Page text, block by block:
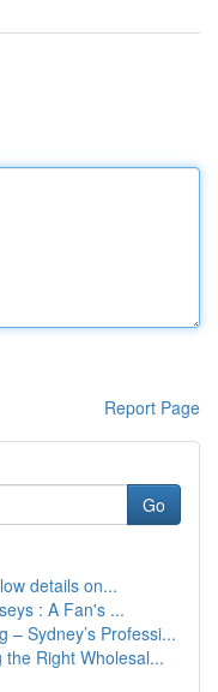
Report Page
Go
details on...
: A Fan's ...
– Sydney’s Professi...
the Right Wholesal...